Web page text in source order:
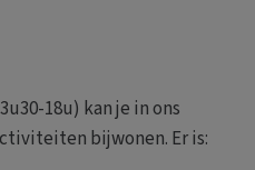
18u) kan je in ons
bijwonen. Er is: